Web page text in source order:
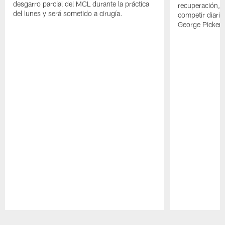
desgarro parcial del MCL durante la práctica
del lunes y será sometido a cirugía.
recuperación,
competir
George